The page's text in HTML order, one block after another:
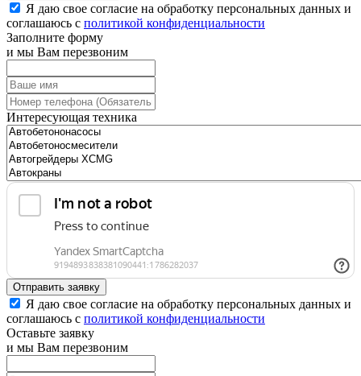
Я даю свое согласие на обработку персональных данных и
соглашаюсь с политикой конфиденциальности
Заполните форму
и мы Вам перезвоним
Интересующая техника
Отправить заявку
Я даю свое согласие на обработку персональных данных и
соглашаюсь с политикой конфиденциальности
Оставьте заявку
и мы Вам перезвоним